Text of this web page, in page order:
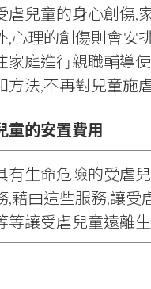
虐兒童的身心創傷,
,心理的創傷則會安
家庭進行親職輔導
方法,不再對兒童施
童的安置費用
有生命危險的受虐
,藉由這些服務,讓受
等讓受虐兒童遠離